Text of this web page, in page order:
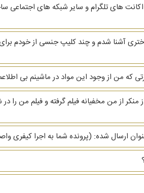
های تلگرام و سایر شبکه های
آشنا شدم و چند کلیپ جنسی از خودم
از من مخفیانه فیلم گرفته و فیلم من
ارسال شده: (پرونده شما به اجرا کیفری